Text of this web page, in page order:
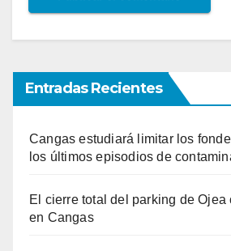
Entradas Recientes
Cangas estudiará limitar los
los últimos episodios de
El cierre total del parking de
en Cangas